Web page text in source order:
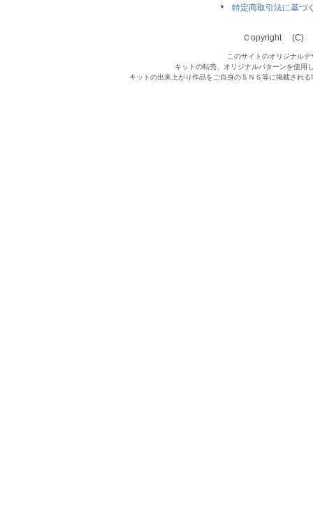
特定商取引法に基づ
Ｃopyright (C)
このサイトのオリジナル
キットの転売、オリジナルパターンを使用
キットの出来上がり作品をご自身のＳＮＳ等に掲載され